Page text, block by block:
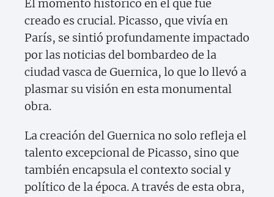
El momento histórico en el que fue
creado es crucial. Picasso, que vivía en
París, se sintió profundamente impactado
por las noticias del bombardeo de la
ciudad vasca de Guernica, lo que lo llevó a
plasmar su visión en esta monumental
obra.
La creación del Guernica no solo refleja el
talento excepcional de Picasso, sino que
también encapsula el contexto social y
político de la época. A través de esta obra,